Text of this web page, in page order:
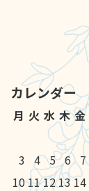
カレンダー
月 火 水 木 金
3 4 5 6 7
1011121314